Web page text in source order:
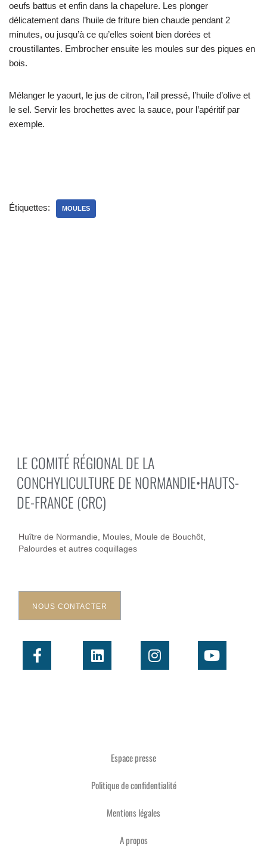
oeufs battus et enfin dans la chapelure. Les plonger
délicatement dans l’huile de friture bien chaude pendant 2
minutes, ou jusqu’à ce qu’elles soient bien dorées et
croustillantes. Embrocher ensuite les moules sur des piques en
bois.
Mélanger le yaourt, le jus de citron, l’ail pressé, l’huile d’olive et
le sel. Servir les brochettes avec la sauce, pour l’apéritif par
exemple.
Étiquettes: MOULES
LE COMITÉ RÉGIONAL DE LA
CONCHYLICULTURE DE NORMANDIE•HAUTS-
DE-FRANCE (CRC)
Huître de Normandie, Moules, Moule de Bouchôt,
Palourdes et autres coquillages
NOUS CONTACTER
Espace presse
Politique de confidentialité
Mentions légales
A propos